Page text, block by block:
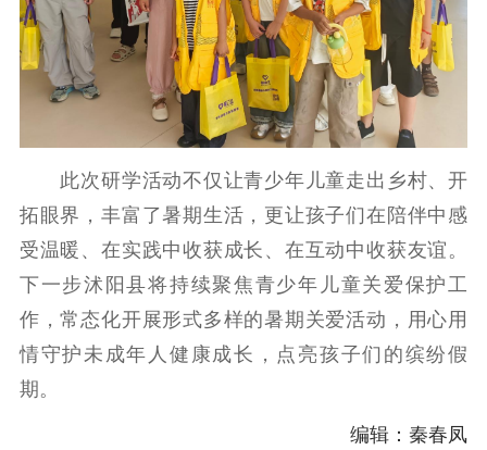
此次研学活动不仅让青少年儿童走出乡村、开
拓眼界，丰富了暑期生活，更让孩子们在陪伴中感
受温暖、在实践中收获成长、在互动中收获友谊。
下一步沭阳县将持续聚焦青少年儿童关爱保护工
作，常态化开展形式多样的暑期关爱活动，用心用
情守护未成年人健康成长，点亮孩子们的缤纷假
期。
编辑：秦春凤